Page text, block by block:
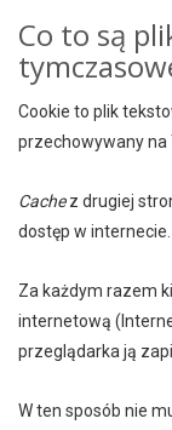
Co to są
Cookie to plik
przechowywany na
Cachez drugiej
dostęp w internecie.
Za każdym razem
internetową
przeglądarka ją
W ten sposób nie